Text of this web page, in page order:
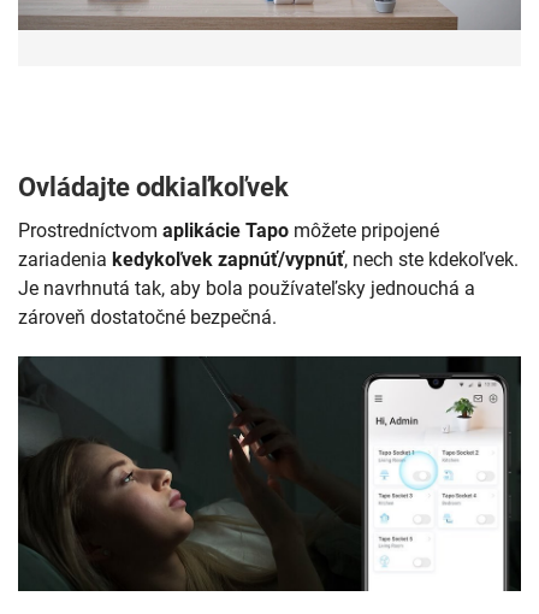
Ovládajte odkiaľkoľvek
Prostredníctvom aplikácie Tapo môžete pripojené
zariadenia kedykoľvek zapnúť/vypnúť, nech ste kdekoľvek.
Je navrhnutá tak, aby bola používateľsky jednouchá a
zároveň dostatočné bezpečná.